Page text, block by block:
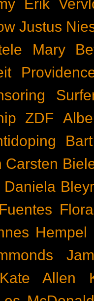
Erik
Justus
Mary
ZDF
Carsten
Daniela
Hempel
Kate Allen